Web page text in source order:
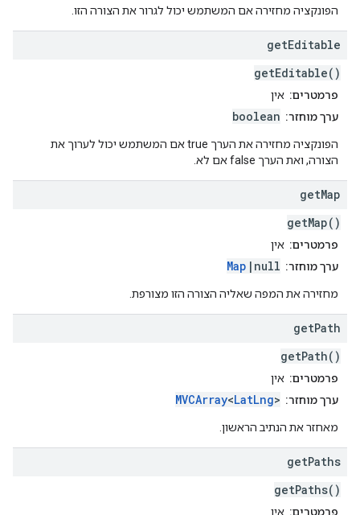
הפונקציה מחזירה אם המשתמש יכול לגרור את הצורה הזו.
getEditable
getEditable()
פרמטרים: אין
ערך מוחזר: boolean
הפונקציה מחזירה את הערך true אם המשתמש יכול לערוך את
הצורה, ואת הערך false אם לא.
getMap
getMap()
פרמטרים: אין
ערך מוחזר:
Map |null
מחזירה את המפה שאליה הצורה הזו מצורפת.
getPath
getPath()
פרמטרים: אין
ערך מוחזר:
MVCArray<LatLng>
מאחזר את הנתיב הראשון.
getPaths
getPaths()
פרמטרים: אין